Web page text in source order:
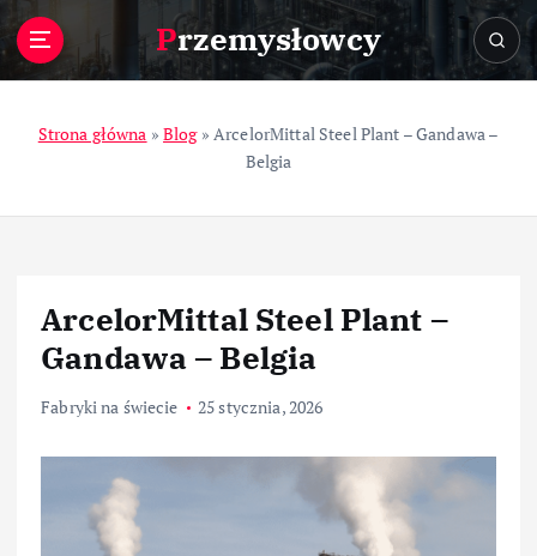
Przemysłowcy
Strona główna »Blog»ArcelorMittal Steel Plant – Gandawa –
Belgia
ArcelorMittal Steel Plant –
Gandawa – Belgia
Fabryki na świecie 25 stycznia, 2026